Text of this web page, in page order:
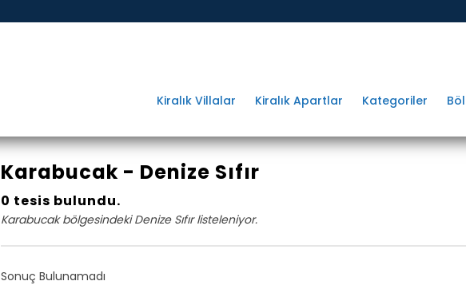
Kiralık Villalar Kiralık Apartlar Kategoriler
Karabucak - Denize Sıfır
0 tesis bulundu.
Karabucak bölgesindeki Denize Sıfır listeleniyor.
Sonuç Bulunamadı